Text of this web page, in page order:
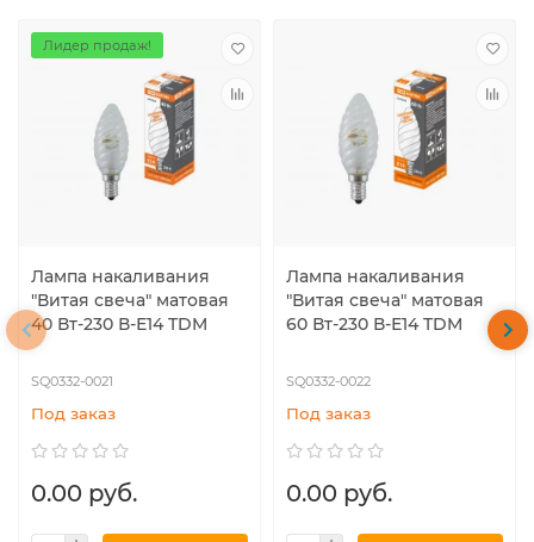
Лидер продаж!
Лампа накаливания
"Витая свеча" матовая
40 Вт-230 В-Е14 TDM
SQ0332-0021
Под заказ
0.00 руб.
Лампа накаливания
"Витая свеча" матовая
60 Вт-230 В-Е14 TDM
SQ0332-0022
Под заказ
0.00 руб.